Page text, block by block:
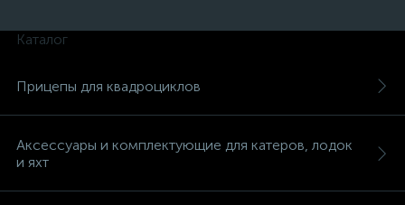
Каталог
Прицепы для квадроциклов
Аксессуары и комплектующие для катеров, лодок
и яхт